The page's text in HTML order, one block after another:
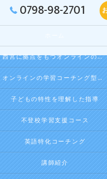
0798-98-2701
西宮に拠点をもつオンラインの学習コーチング型・映像授業型の塾･自習塾WillBeの口コミ情報
オンラインの学習コーチング型・映像授業型の塾･自習塾WillBeのお客様の声
子どもの特性を理解した指導
不登校学習支援コース
英語特化コーチング
講師紹介